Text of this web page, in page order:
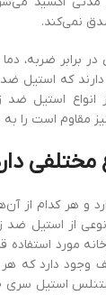
نمی‌کند.
برابر ضربه،
که استیل ضد
انواع استیل ضد
مقاوم است را
مختلفی
و هر کدام از
نوعی از استیل
مورد استفاده
مختلف وجود دارد